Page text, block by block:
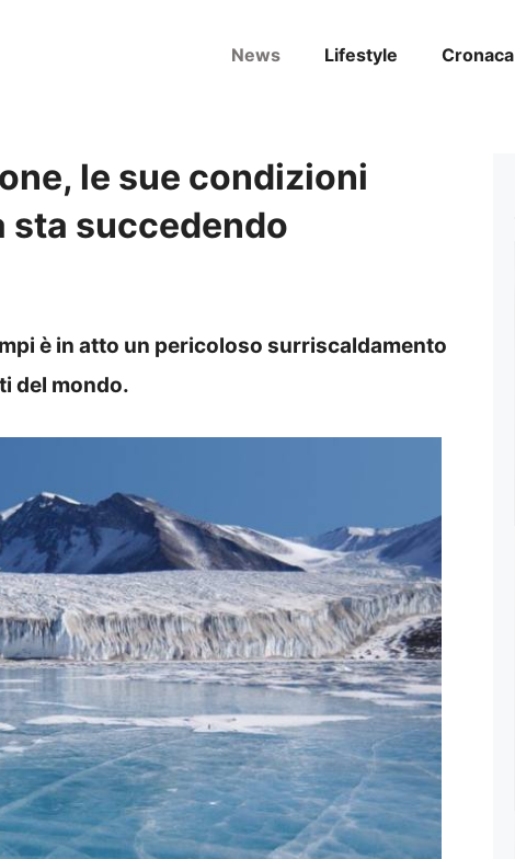
News Lifestyle Cronaca
le sue condizioni
sta succedendo
è in atto un pericoloso surriscaldamento
del mondo.